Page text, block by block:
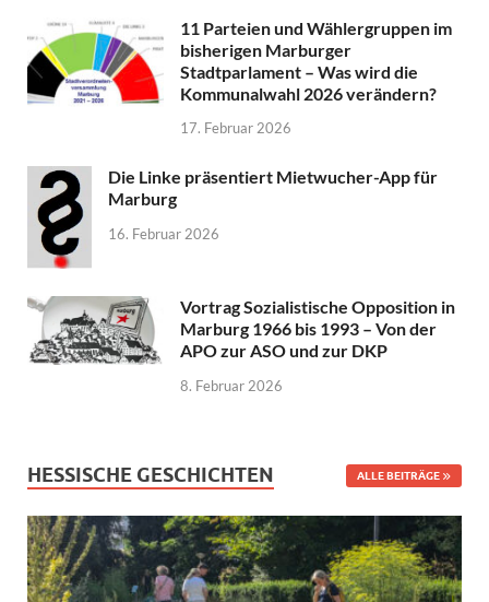
11 Parteien und Wählergruppen im
bisherigen Marburger
Stadtparlament – Was wird die
Kommunalwahl 2026 verändern?
17. Februar 2026
Die Linke präsentiert Mietwucher-App für
Marburg
16. Februar 2026
Vortrag Sozialistische Opposition in
Marburg 1966 bis 1993 – Von der
APO zur ASO und zur DKP
8. Februar 2026
HESSISCHE GESCHICHTEN ALLE BEITRÄGE